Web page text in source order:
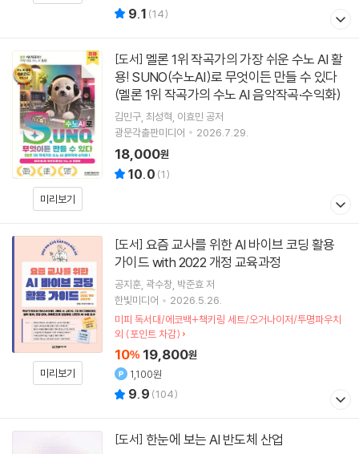
9.1 (14)
미리보기
[도서]
용! SUNO(수노AI)로 무엇이든 만들 수 있다
(멜론 1위 작곡가의 수노 AI 음악작곡·수익화)
김민구 최성혁 이효민 공저
광문각출판미디어
2026.7.29.
18,000원
10.0 (1)
미리보기
[도서]
가이드 with 2022 개정 교육과정
공지훈 곽수창 박준효저
한빛미디어
2026.5.26.
미피 독서대/에코백+책키링 세트/오거나이저/투명파우치
외 (포인트 차감)
10% 19,800원
1,100원
9.9 (104)
[도서] 한눈에 보는 AI 반도체 산업